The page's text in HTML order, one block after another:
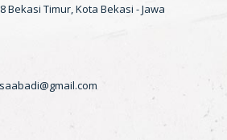
Bekasi Timur, Kota Bekasi - Jawa